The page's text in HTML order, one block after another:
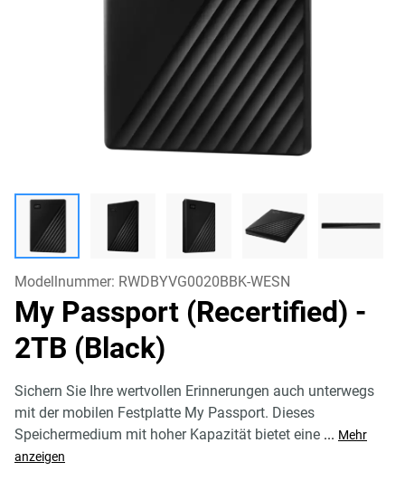
Modellnummer: RWDBYVG0020BBK-WESN
My Passport (Recertified) -
2TB (Black)
Sichern Sie Ihre wertvollen Erinnerungen auch unterwegs
mit der mobilen Festplatte My Passport. Dieses
Speichermedium mit hoher Kapazität bietet eine ... Mehr
anzeigen